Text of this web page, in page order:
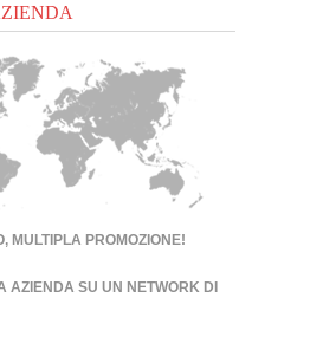
MULTIPLA PROMOZIONE!
AZIENDA SU UN NETWORK DI